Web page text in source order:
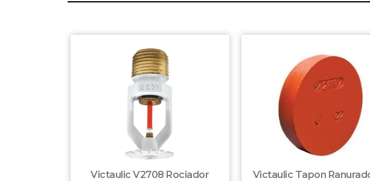
Victaulic V2708 Rociador
Victaulic Tapon